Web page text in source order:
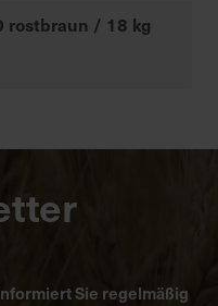
rostbraun / 18 kg
Sie regelmäßig